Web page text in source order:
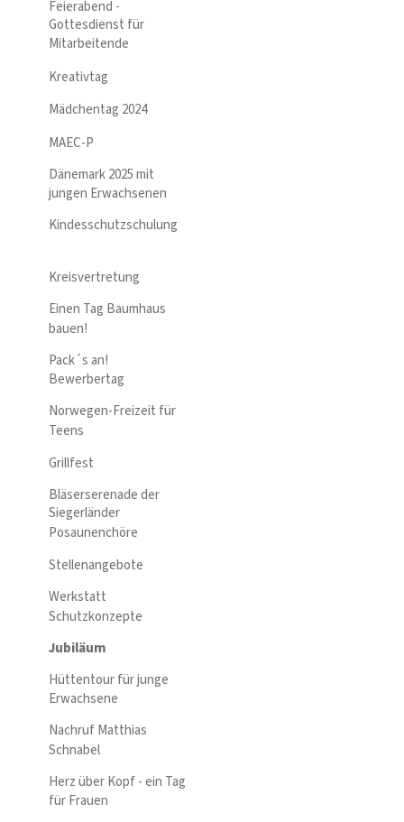
Feierabend -
Gottesdienst für
Mitarbeitende
Kreativtag
Mädchentag 2024
MAEC-P
Dänemark 2025 mit
jungen Erwachsenen
Kindesschutzschulung
Kreisvertretung
Einen Tag Baumhaus
bauen!
Pack´s an!
Bewerbertag
Norwegen-Freizeit für
Teens
Grillfest
Bläserserenade der
Siegerländer
Posaunenchöre
Stellenangebote
Werkstatt
Schutzkonzepte
Jubiläum
Hüttentour für junge
Erwachsene
Nachruf Matthias
Schnabel
Herz über Kopf - ein Tag
für Frauen